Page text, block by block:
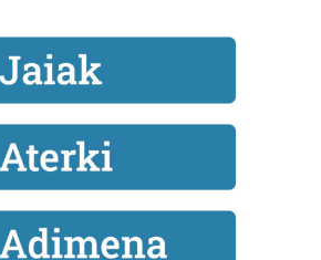
eta horren aurka nola egin
prozesatzeko moduari
eta ezarri zure lehentasunak
unetan alda edo ken dezakezu
adierazpenean.